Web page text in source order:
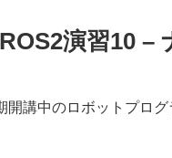
演習10 –
講中のロボットプロ